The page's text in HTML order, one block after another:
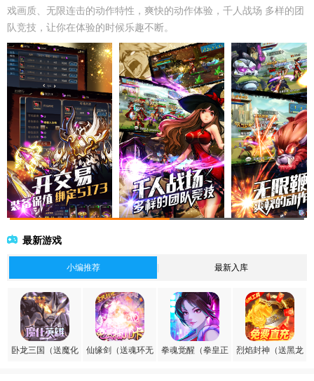
戏画质、无限连击的动作特性，爽快的动作体验，千人战场 多样的团
队竞技，让你在体验的时候乐趣不断。
最新游戏
小编推荐 最新入库
卧龙三国（送魔化
仙缘剑（送魂环无
拳魂觉醒（拳皇正
烈焰封神（送黑龙